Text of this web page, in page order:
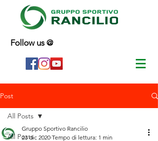
Follow us @
Post
All Posts
All Posts
Gruppo Sportivo Rancilio
23 dic 2020 Tempo di lettura: 1 min